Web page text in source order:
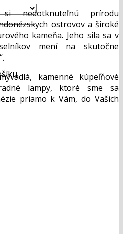
si nedotknuteľnú prírodu
ostrovov a široké
kameňa. Jeho sila sa v
mení na skutočne
kamenné kúpeľňové
lampy, ktoré sme sa
priamo k Vám, do Vašich